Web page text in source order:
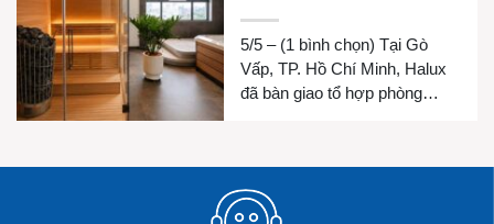
5/5 – (1 bình chọn) Tại Gò
Vấp, TP. Hồ Chí Minh, Halux
đã bàn giao tổ hợp phòng
đình chị Luyện. Công trình
được thiết kế đồng bộ nhằm
mang đến không gian thư giãn